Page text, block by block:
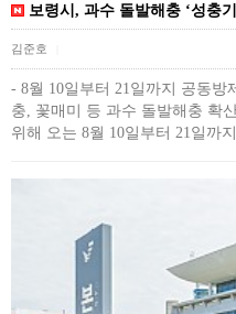
보령시, 과수 돌발해충 ‘성충
김준호
- 8월 10일부터 21일까지 공동방
충, 꽃매미 등 과수 돌발해충 확
위해 오는 8월 10일부터 21일까